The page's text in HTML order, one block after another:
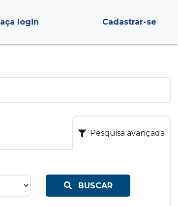
login Cadastrar-se
Pesquisa avançada
BUSCAR